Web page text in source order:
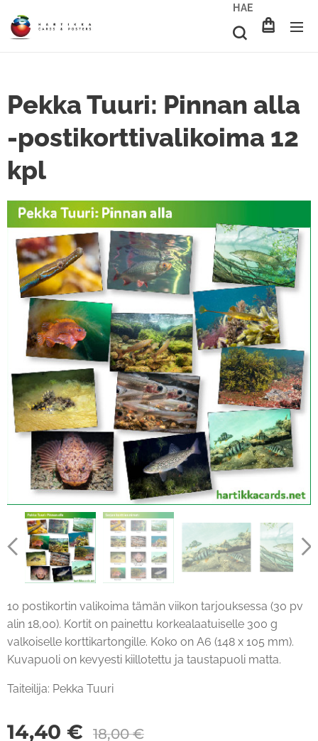
HAE
Pekka Tuuri: Pinnan alla
-postikorttivalikoima 12
kpl
10 postikortin valikoima tämän viikon tarjouksessa (30 pv
alin 18,00). Kortit on painettu korkealaatuiselle 300 g
valkoiselle korttikartongille. Koko on A6 (148 x 105 mm).
Kuvapuoli on kevyesti kiillotettu ja taustapuoli matta.
Taiteilija: Pekka Tuuri
14,40 € 18,00€